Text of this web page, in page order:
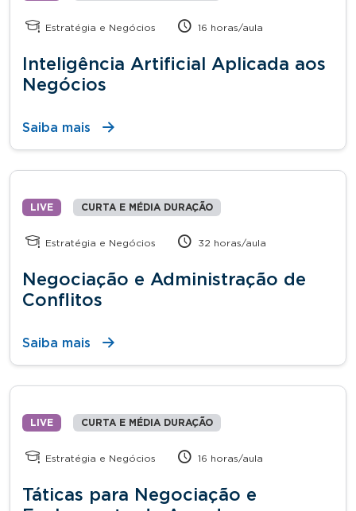
Estratégia e Negócios 16 horas/aula
Inteligência Artificial Aplicada aos
Negócios
Saiba mais
LIVE CURTA E MÉDIA DURAÇÃO
Estratégia e Negócios 32 horas/aula
Negociação e Administração de
Conflitos
Saiba mais
LIVE CURTA E MÉDIA DURAÇÃO
Estratégia e Negócios 16 horas/aula
Táticas para Negociação e